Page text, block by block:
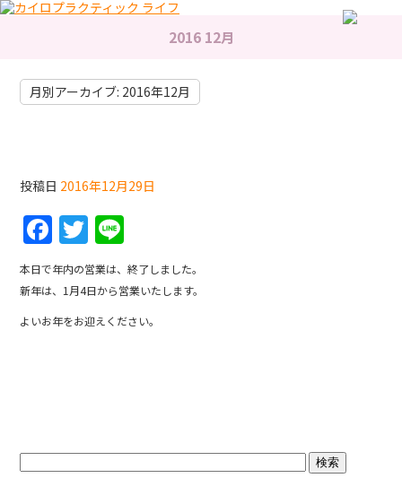
2016 12月
月別アーカイブ: 2016年12月
投稿日 2016年12月29日
F
a
c
e
T
w
itt
er
n
e
本日で年内の営業は、終了しました。
新年は、1月4日から営業いたします。
よいお年をお迎えください。